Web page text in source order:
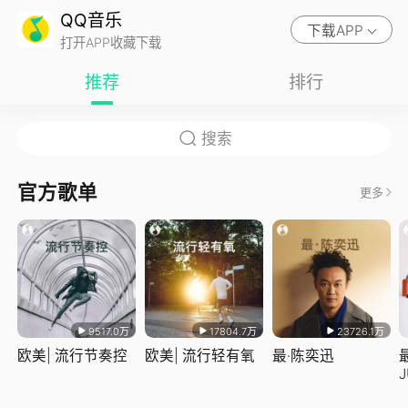
QQ音乐
打开APP收藏下载
下载APP
推荐 排行
官方歌单 更多
9517.0万
欧美| 流行节奏控
17804.7万
欧美| 流行轻有氧
23726.1万
最·陈奕迅